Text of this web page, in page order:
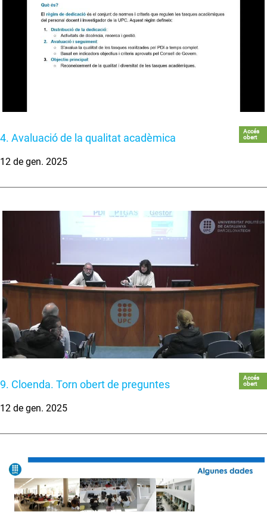
4. Avaluació de la qualitat acadèmica
Accés
obert
12 de gen. 2025
9. Cloenda. Torn obert de preguntes
Accés
obert
12 de gen. 2025